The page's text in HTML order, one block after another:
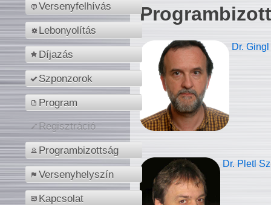
Versenyfelhívás
Lebonyolítás
Díjazás
Szponzorok
Program
Regisztráció
Programbizottság
Versenyhelyszín
Kapcsolat
Dr.
Dr. Pletl